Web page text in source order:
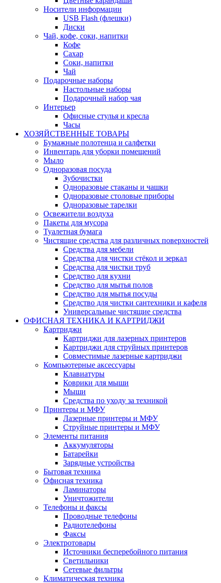
Носители информации
USB Flash (флешки)
Диски
Чай, кофе, соки, напитки
Кофе
Сахар
Соки, напитки
Чай
Подарочные наборы
Настольные наборы
Подарочный набор чая
Интерьер
Офисные стулья и кресла
Часы
ХОЗЯЙСТВЕННЫЕ ТОВАРЫ
Бумажные полотенца и салфетки
Инвентарь для уборки помещений
Мыло
Одноразовая посуда
Зубочистки
Одноразовые стаканы и чашки
Одноразовые столовые приборы
Одноразовые тарелки
Освежители воздуха
Пакеты для мусора
Туалетная бумага
Чистящие средства для различных поверхностей
Средства для мебели
Средства для чистки стёкол и зеркал
Средства для чистки труб
Средство для кухни
Средство для мытья полов
Средство для мытья посуды
Средство для чистки сантехники и кафеля
Универсальные чистящие средства
ОФИСНАЯ ТЕХНИКА И КАРТРИДЖИ
Картриджи
Картриджи для лазерных принтеров
Картриджи для струйных принтеров
Совместимые лазерные картриджи
Компьютерные аксессуары
Клавиатуры
Коврики для мыши
Мыши
Средства по уходу за техникой
Принтеры и МФУ
Лазерные принтеры и МФУ
Струйные принтеры и МФУ
Элементы питания
Аккумуляторы
Батарейки
Зарядные устройства
Бытовая техника
Офисная техника
Ламинаторы
Уничтожители
Телефоны и факсы
Проводные телефоны
Радиотелефоны
Факсы
Электротовары
Источники бесперебойного питания
Светильники
Сетевые фильтры
Климатическая техника